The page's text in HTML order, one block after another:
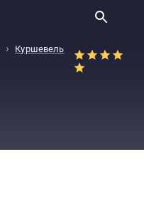
› Куршевель